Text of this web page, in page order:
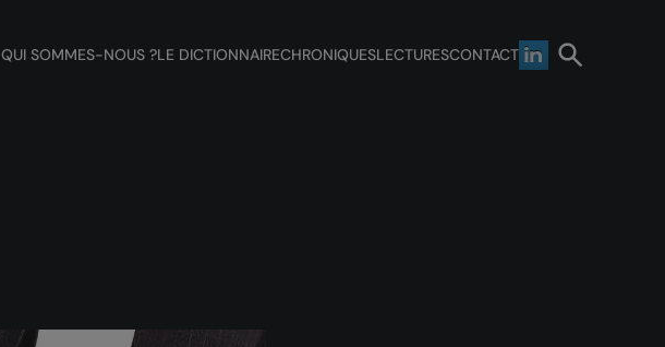
QUI SOMMES-NOUS ?LE DICTIONNAIRECHRONIQUESLECTURESCONTACT